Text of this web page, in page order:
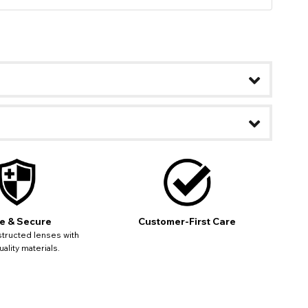
& Secure
lenses with
materials.
Customer-First Care
à